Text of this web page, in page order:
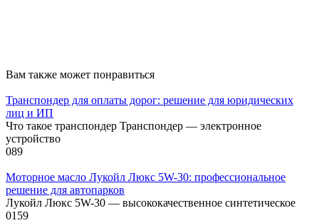
Вам также может понравиться
Транспондер для оплаты дорог: решение для юридических
лиц и ИП
Что такое транспондер Транспондер — электронное
устройство
089
Моторное масло Лукойл Люкс 5W-30: профессиональное
решение для автопарков
Лукойл Люкс 5W-30 — высококачественное синтетическое
0159